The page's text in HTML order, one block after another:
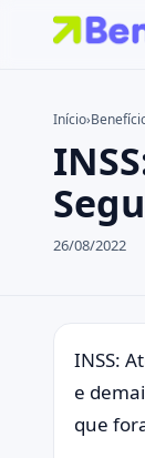
Buscar
Buscar por:
Pressione
Início›
26/08/2022
INSS:
e
que